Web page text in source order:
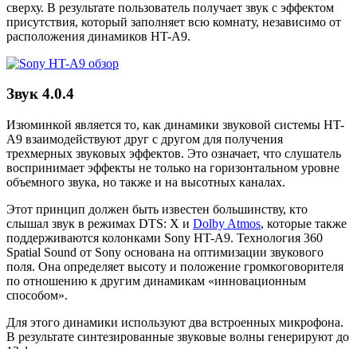
сверху. В результате пользователь получает звук с эффектом
присутствия, который заполняет всю комнату, независимо от
расположения динамиков HT-A9.
Звук 4.0.4
Изюминкой является то, как динамики звуковой системы HT-
A9 взаимодействуют друг с другом для получения
трехмерных звуковых эффектов. Это означает, что слушатель
воспринимает эффекты не только на горизонтальном уровне
объемного звука, но также и на высотных каналах.
Этот принцип должен быть известен большинству, кто
слышал звук в режимах DTS: X и Dolby Atmos, которые также
поддерживаются колонками Sony HT-A9. Технология 360
Spatial Sound от Sony основана на оптимизации звукового
поля. Она определяет высоту и положение громкоговорителя
по отношению к другим динамикам «инновационным
способом».
Для этого динамики используют два встроенных микрофона.
В результате синтезированные звуковые волны генерируют до